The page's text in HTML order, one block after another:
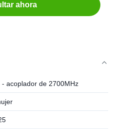
ahora
- acoplador de 2700MHz